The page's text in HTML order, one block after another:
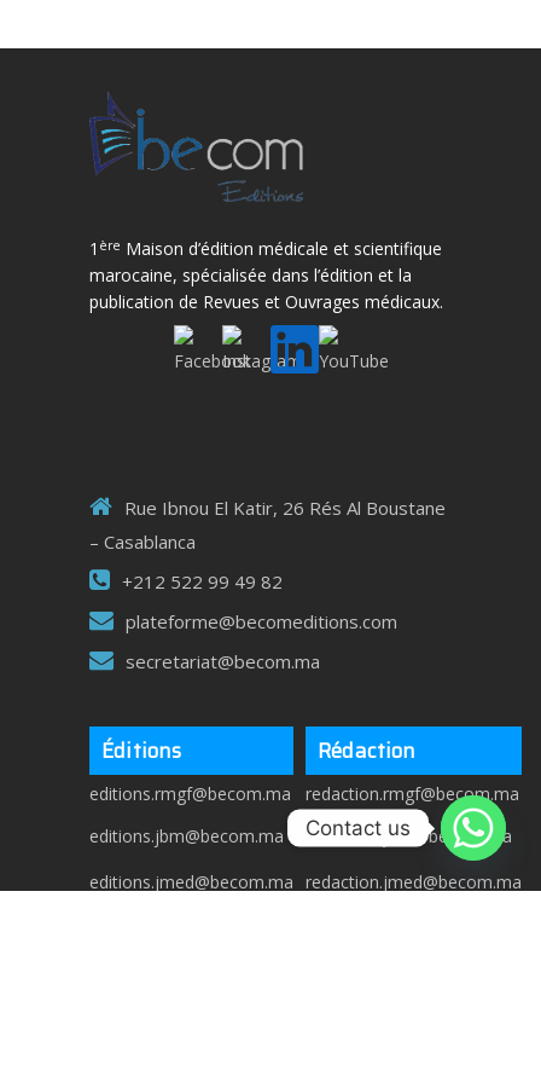
1 ère Maison d’édition médicale et scientifique
marocaine, spécialisée dans l’édition et la
publication de Revues et Ouvrages médicaux.
Rue Ibnou El Katir, 26 Rés Al Boustane
– Casablanca
+212 522 99 49 82
plateforme@becomeditions.com
secretariat@becom.ma
Éditions
editions.rmgf@becom.ma
editions.jbm@becom.ma
editions.jmed@becom.ma
Rédaction
redaction.rmgf@becom.ma
redaction.jbm@becom.ma
redaction.jmed@becom.ma
Contact us